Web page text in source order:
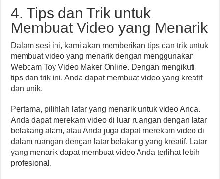
4. Tips dan Trik untuk
Membuat Video yang Menarik
Dalam sesi ini, kami akan memberikan tips dan trik untuk
membuat video yang menarik dengan menggunakan
Webcam Toy Video Maker Online. Dengan mengikuti
tips dan trik ini, Anda dapat membuat video yang kreatif
dan unik.
Pertama, pilihlah latar yang menarik untuk video Anda.
Anda dapat merekam video di luar ruangan dengan latar
belakang alam, atau Anda juga dapat merekam video di
dalam ruangan dengan latar belakang yang kreatif. Latar
yang menarik dapat membuat video Anda terlihat lebih
profesional.